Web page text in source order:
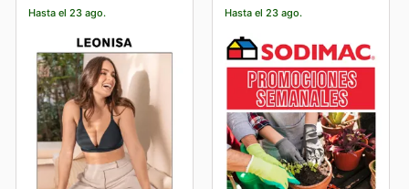
Hasta el 23 ago. Hasta el 23 ago.